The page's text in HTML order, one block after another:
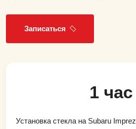
Записаться
1 час
Установка стекла на Subaru